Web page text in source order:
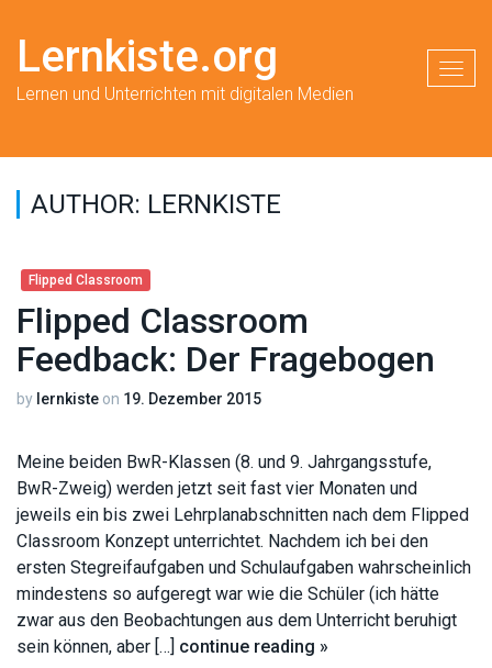
Lernkiste.org
Lernen und Unterrichten mit digitalen Medien
AUTHOR: LERNKISTE
Flipped Classroom
Flipped Classroom
Feedback: Der Fragebogen
by lernkiste on 19. Dezember 2015
Meine beiden BwR-Klassen (8. und 9. Jahrgangsstufe,
BwR-Zweig) werden jetzt seit fast vier Monaten und
jeweils ein bis zwei Lehrplanabschnitten nach dem Flipped
Classroom Konzept unterrichtet. Nachdem ich bei den
ersten Stegreifaufgaben und Schulaufgaben wahrscheinlich
mindestens so aufgeregt war wie die Schüler (ich hätte
zwar aus den Beobachtungen aus dem Unterricht beruhigt
sein können, aber […] continue reading »